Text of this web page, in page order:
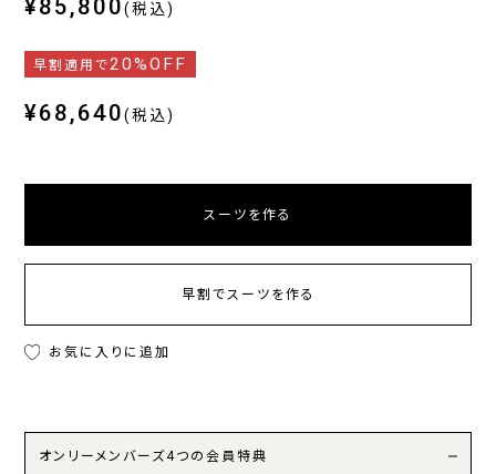
¥85,800(税込)
早割適用で20%OFF
¥68,640(税込)
スーツを作る
早割でスーツを作る
お気に入りに追加
オンリーメンバーズ4つの会員特典